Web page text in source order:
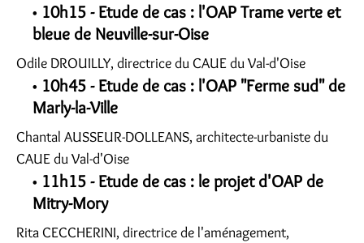
10h15 - Etude de cas : l'OAP Trame verte et
bleue de Neuville-sur-Oise
Odile DROUILLY, directrice du CAUE du Val-d'Oise
10h45 - Etude de cas : l'OAP "Ferme sud" de
Marly-la-Ville
Chantal AUSSEUR-DOLLEANS, architecte-urbaniste du
CAUE du Val-d'Oise
11h15 - Etude de cas : le projet d'OAP de
Mitry-Mory
Rita CECCHERINI, directrice de l'aménagement,